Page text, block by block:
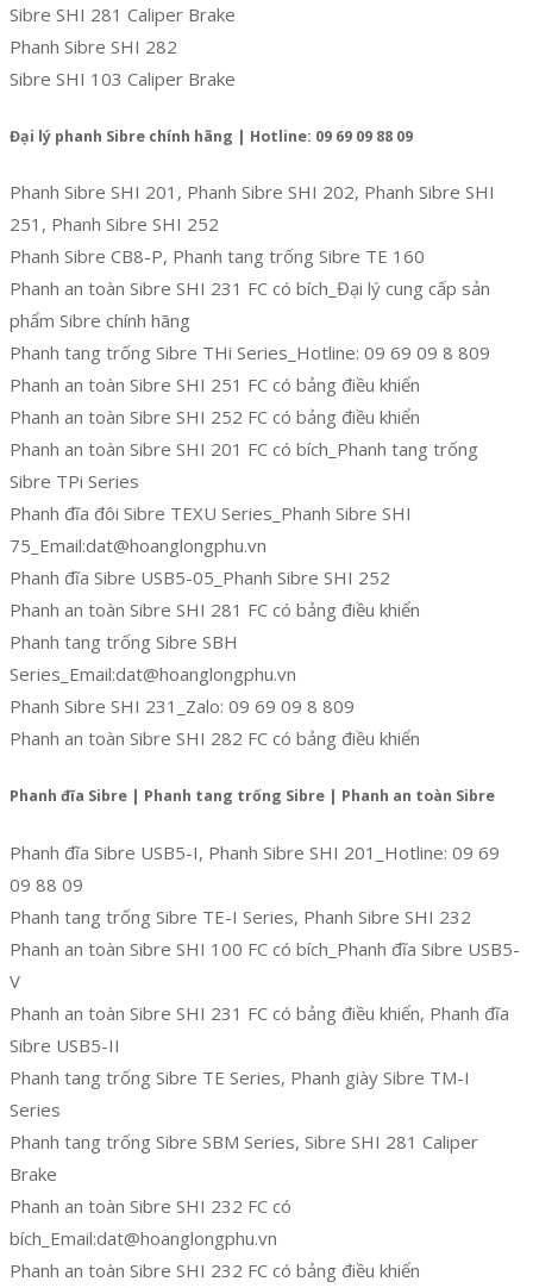
Sibre SHI 281 Caliper Brake
Phanh Sibre SHI 282
Sibre SHI 103 Caliper Brake
Đại lý phanh Sibre chính hãng | Hotline: 09 69 09 88 09
Phanh Sibre SHI 201, Phanh Sibre SHI 202, Phanh Sibre SHI
251, Phanh Sibre SHI 252
Phanh Sibre CB8-P, Phanh tang trống Sibre TE 160
Phanh an toàn Sibre SHI 231 FC có bích_Đại lý cung cấp sản
phẩm Sibre chính hãng
Phanh tang trống Sibre THi Series_Hotline: 09 69 09 8 809
Phanh an toàn Sibre SHI 251 FC có bảng điều khiển
Phanh an toàn Sibre SHI 252 FC có bảng điều khiển
Phanh an toàn Sibre SHI 201 FC có bích_Phanh tang trống
Sibre TPi Series
Phanh đĩa đôi Sibre TEXU Series_Phanh Sibre SHI
75_Email:dat@hoanglongphu.vn
Phanh đĩa Sibre USB5-05_Phanh Sibre SHI 252
Phanh an toàn Sibre SHI 281 FC có bảng điều khiển
Phanh tang trống Sibre SBH
Series_Email:dat@hoanglongphu.vn
Phanh Sibre SHI 231_Zalo: 09 69 09 8 809
Phanh an toàn Sibre SHI 282 FC có bảng điều khiển
Phanh đĩa Sibre | Phanh tang trống Sibre | Phanh an toàn Sibre
Phanh đĩa Sibre USB5-I, Phanh Sibre SHI 201_Hotline: 09 69
09 88 09
Phanh tang trống Sibre TE-I Series, Phanh Sibre SHI 232
Phanh an toàn Sibre SHI 100 FC có bích_Phanh đĩa Sibre USB5-
V
Phanh an toàn Sibre SHI 231 FC có bảng điều khiển, Phanh đĩa
Sibre USB5-II
Phanh tang trống Sibre TE Series, Phanh giày Sibre TM-I
Series
Phanh tang trống Sibre SBM Series, Sibre SHI 281 Caliper
Brake
Phanh an toàn Sibre SHI 232 FC có
bích_Email:dat@hoanglongphu.vn
Phanh an toàn Sibre SHI 232 FC có bảng điều khiển